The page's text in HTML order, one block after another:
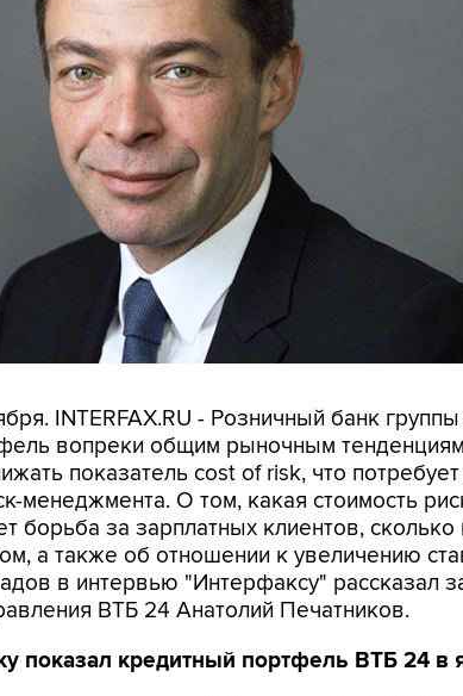
INTERFAX.RU - Розничный банк
вопреки общим рыночным
показатель cost of risk, что
менеджмента. О том, какая стоимость
борьба за зарплатных клиентов,
а также об отношении к увеличению
в интервью "Интерфаксу" рассказал
ВТБ 24 Анатолий Печатников.
показал кредитный портфель ВТБ 24 в